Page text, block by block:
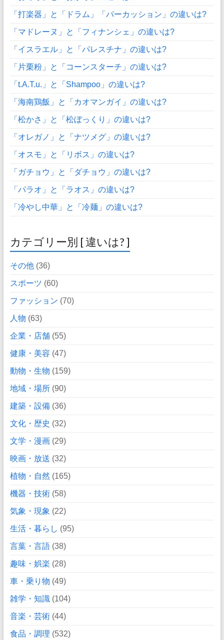
「打楽器」と「ドラム」「パーカッション」の違いは?
「マドレーヌ」と「フィナンシェ」の違いは?
「イスラエル」と「パレスチナ」の違いは?
「片栗粉」と「コーンスターチ」の違いは?
「t.A.T.u.」と「Shampoo」の違いは?
「海南鶏飯」と「カオマンガイ」の違いは?
「松かさ」と「松ぼっくり」の違いは?
「オレガノ」と「ナツメグ」の違いは?
「オスモ」と「リボス」の違いは?
「ガチョウ」と「ダチョウ」の違いは?
「パラオ」と「ラオス」の違いは?
「冷やし中華」と「冷麺」の違いは?
カテゴリー別 [ 違いは? ]
その他(36)
スポーツ (60)
ファッション (70)
人物 (63)
企業・店舗(55)
健康・美容 (47)
動物・生物 (159)
地域・場所(90)
建築・設備(36)
文化・歴史 (32)
文学・漫画(29)
映画・放送 (32)
植物・自然 (165)
機器・技術(58)
気象・現象 (22)
生活・暮らし (95)
言葉・言語(38)
趣味・娯楽 (28)
車・乗り物 (49)
雑学・知識(104)
音楽・芸術(44)
食品・調理 (532)